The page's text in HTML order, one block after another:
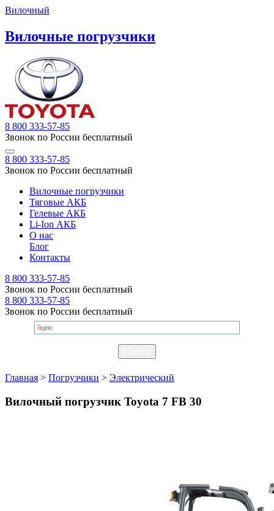
Вилочный
Вилочные погрузчики
8 800 333-57-85
Звонок по России бесплатный
8 800 333-57-85
Звонок по России бесплатный
Вилочные погрузчики
Тяговые АКБ
Гелевые АКБ
Li-Ion АКБ
О нас
Блог
Контакты
8 800 333-57-85
Звонок по России бесплатный
8 800 333-57-85
Звонок по России бесплатный
Главная > Погрузчики > Электрический
Вилочный погрузчик Toyota 7 FB 30